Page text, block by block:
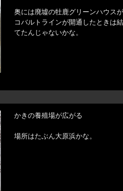
奥には廃墟の牡鹿グリーンハウスが
コバルトラインが開通したときは
てたんじゃないかな。
かきの養殖場が広がる
場所はたぶん大原浜かな。